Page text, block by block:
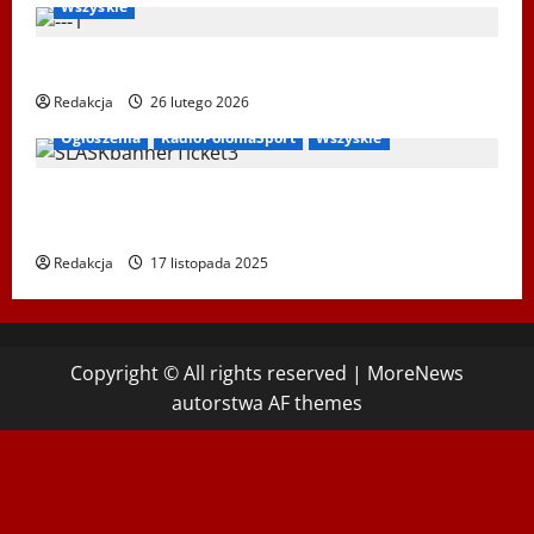
Wszyskie
Redakcja
26 lutego 2026
Ogłoszenia
RadioPoloniaSport Wszyskie
Redakcja 17 listopada 2025
Copyright © All rights reserved | MoreNews
autorstwa AF themes